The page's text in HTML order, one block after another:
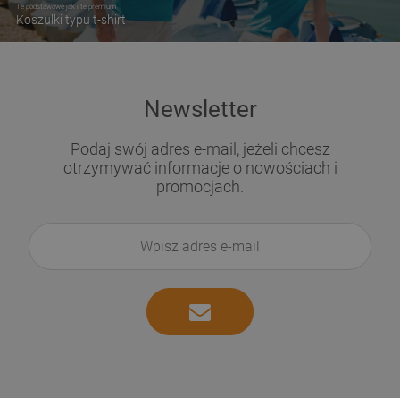
Te podstawowe jak i te premium
Koszulki typu t-shirt
Newsletter
Podaj swój adres e-mail, jeżeli chcesz
otrzymywać informacje o nowościach i
promocjach.